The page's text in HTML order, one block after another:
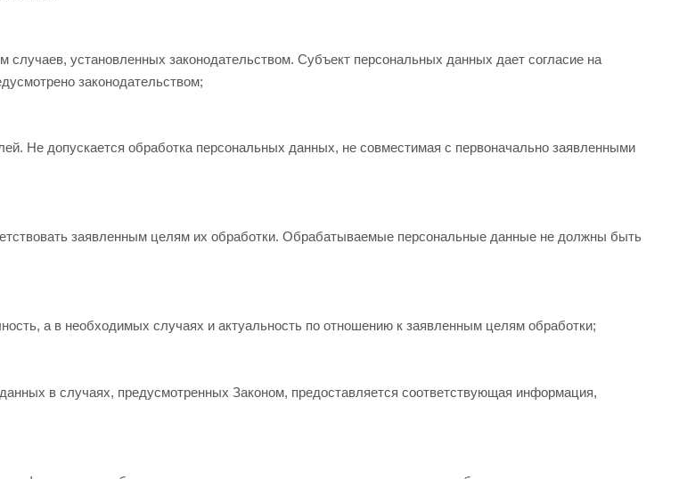
установленных законодательством. Субъект персональных данных дает согласие на
законодательством;
Не допускается обработка персональных данных, не совместимая с первоначально заявленными
заявленным целям их обработки. Обрабатываемые персональные данные не должны быть
а в необходимых случаях и актуальность по отношению к заявленным целям обработки;
в случаях, предусмотренных Законом, предоставляется соответствующая информация,